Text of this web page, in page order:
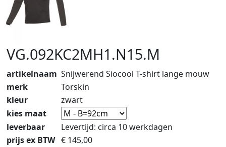
VG.092KC2MH1.N15.M
artikelnaam Snijwerend Siocool T-shirt lange mouw
merk
Torskin
kleur
zwart
kies maat
leverbaar
Levertijd: circa 10 werkdagen
prijs ex BTW € 145,00